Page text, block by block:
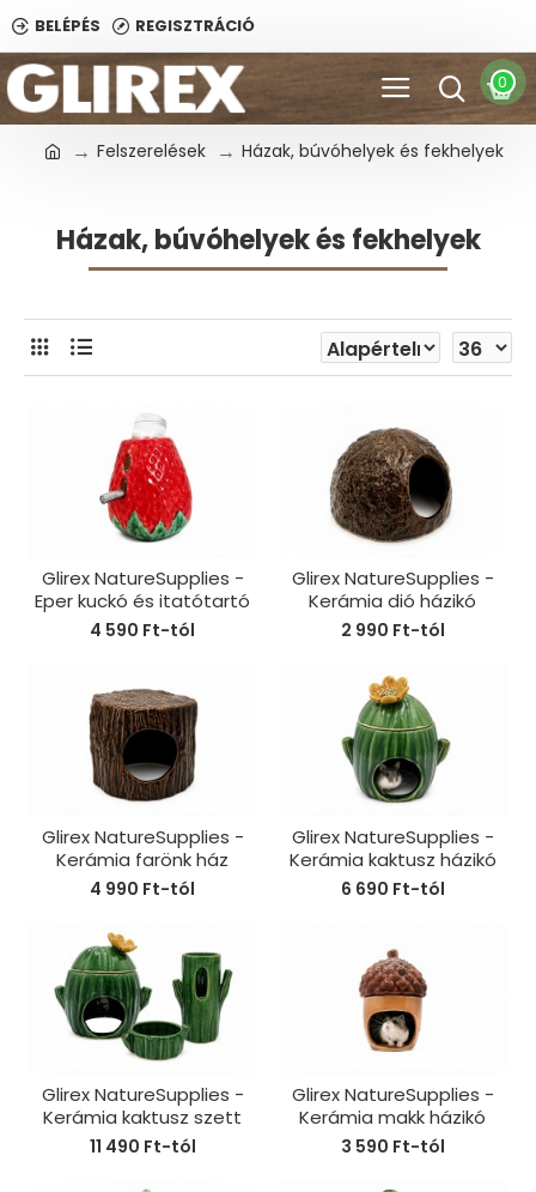
BELÉPÉS REGISZTRÁCIÓ
0
Felszerelések Házak, búvóhelyek és fekhelyek
Házak, búvóhelyek és fekhelyek
Glirex NatureSupplies -
Eper kuckó és itatótartó
4 590 Ft-tól
Glirex NatureSupplies -
Kerámia dió házikó
2 990 Ft-tól
Glirex NatureSupplies -
Kerámia farönk ház
4 990 Ft-tól
Glirex NatureSupplies -
Kerámia kaktusz házikó
6 690 Ft-tól
Glirex NatureSupplies -
Kerámia kaktusz szett
11 490 Ft-tól
Glirex NatureSupplies -
Kerámia makk házikó
3 590 Ft-tól